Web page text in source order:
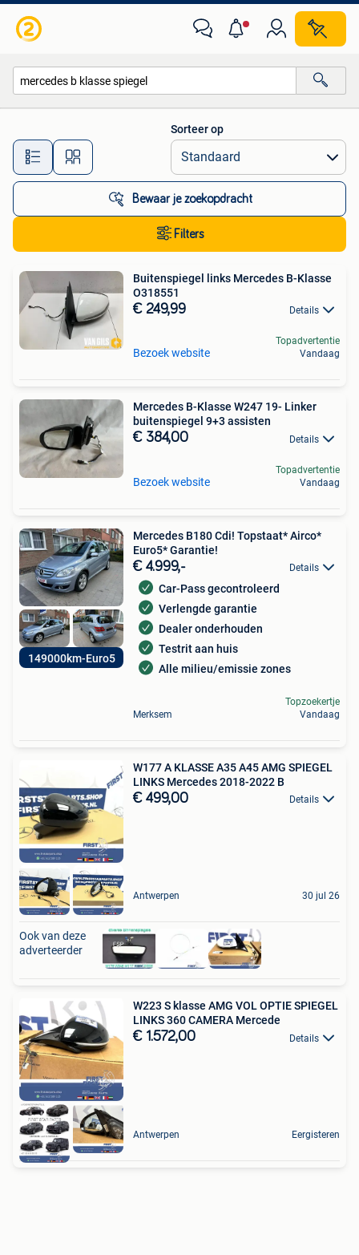
Alle afstanden…
Sorteer op
Bewaar je zoekopdracht
Filters
Buitenspiegel links Mercedes B-Klasse
O318551
€ 249,99 Details
Bezoek website
Topadvertentie
Vandaag
Mercedes B-Klasse W247 19- Linker
buitenspiegel 9+3 assisten
€ 384,00 Details
Bezoek website
Topadvertentie
Vandaag
149000km-Euro5
Mercedes B180 Cdi! Topstaat* Airco*
Euro5* Garantie!
€ 4.999,- Details
Car-Pass gecontroleerd
Verlengde garantie
Dealer onderhouden
Testrit aan huis
Alle milieu/emissie zones
Merksem
Topzoekertje
Vandaag
W177 A KLASSE A35 A45 AMG SPIEGEL
LINKS Mercedes 2018-2022 B
€ 499,00 Details
Antwerpen 30 jul 26
Ook van deze
adverteerder
W223 S klasse AMG VOL OPTIE SPIEGEL
LINKS 360 CAMERA Mercede
€ 1.572,00 Details
Antwerpen Eergisteren